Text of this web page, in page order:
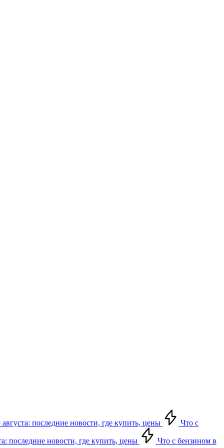
последние новости, где купить, цены Что с
последние новости, где купить, цены Что с бензином в